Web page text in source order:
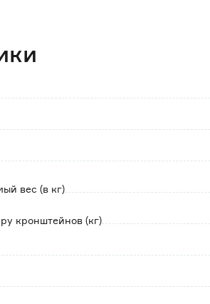
вес (в кг)
кронштейнов (кг)